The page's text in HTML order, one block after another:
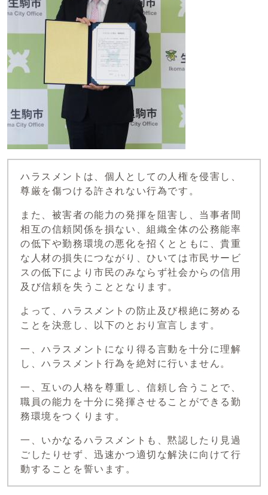
ハラスメントは、個人としての人権を侵害し、
尊厳を傷つける許されない行為です。
また、被害者の能力の発揮を阻害し、当事者間
相互の信頼関係を損ない、組織全体の公務能率
の低下や勤務環境の悪化を招くとともに、貴重
な人材の損失につながり、ひいては市民サービ
スの低下により市民のみならず社会からの信用
及び信頼を失うこととなります。
よって、ハラスメントの防止及び根絶に努める
ことを決意し、以下のとおり宣言します。
一、ハラスメントになり得る言動を十分に理解
し、ハラスメント行為を絶対に行いません。
一、互いの人格を尊重し、信頼し合うことで、
職員の能力を十分に発揮させることができる勤
務環境をつくります。
一、いかなるハラスメントも、黙認したり見過
ごしたりせず、迅速かつ適切な解決に向けて行
動することを誓います。